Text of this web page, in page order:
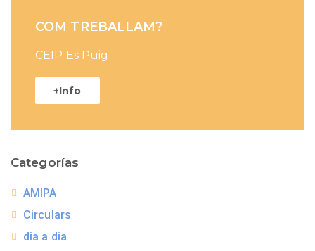
COM TREBALLAM?
CEIP Es Puig
+Info
Categorías
AMIPA
Circulars
dia a dia